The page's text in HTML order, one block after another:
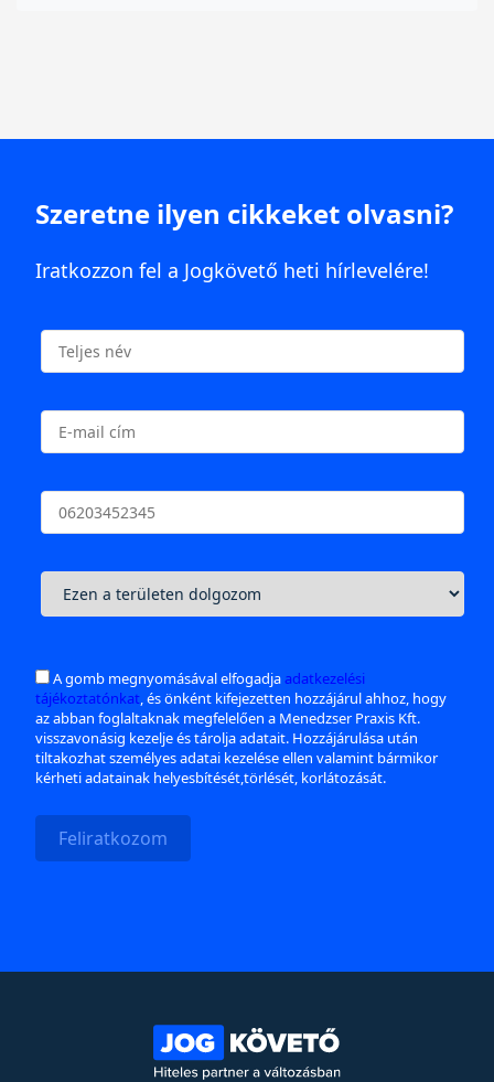
Szeretne ilyen cikkeket olvasni?
Iratkozzon fel a Jogkövető heti hírlevelére!
A gomb megnyomásával elfogadjaadatkezelési
tájékoztatónkat, és önként kifejezetten hozzájárul ahhoz, hogy
az abban foglaltaknak megfelelően a Menedzser Praxis Kft.
visszavonásig kezelje és tárolja adatait. Hozzájárulása után
tiltakozhat személyes adatai kezelése ellen valamint bármikor
kérheti adatainak helyesbítését,törlését, korlátozását.
Feliratkozom